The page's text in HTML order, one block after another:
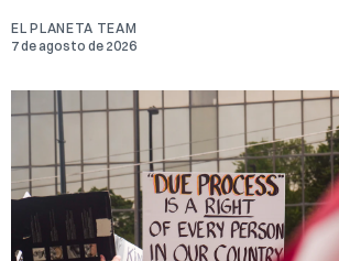
EL PLANETA TEAM
7 de agosto de 2026